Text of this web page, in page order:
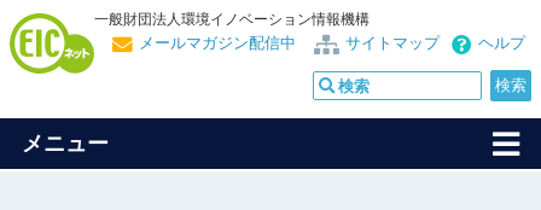
一般財団法人環境イノベーション情報機構
ヘルプ
サイトマップ
メールマガジン配信中
メニュー